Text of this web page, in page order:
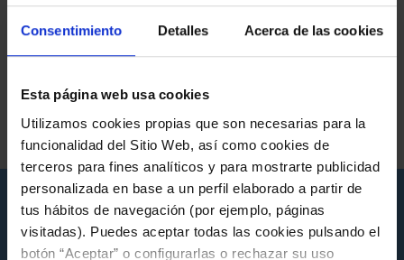
Consentimiento Detalles Acerca de las cookies
Esta página web usa cookies
Utilizamos cookies propias que son necesarias para la
funcionalidad del Sitio Web, así como cookies de
terceros para fines analíticos y para mostrarte publicidad
personalizada en base a un perfil elaborado a partir de
tus hábitos de navegación (por ejemplo, páginas
visitadas). Puedes aceptar todas las cookies pulsando el
botón “Aceptar” o configurarlas o rechazar su uso
A CANTEIRA FUNDACIÓN GL NOVAS FUNDACIÓN
Novas que poden interesarche